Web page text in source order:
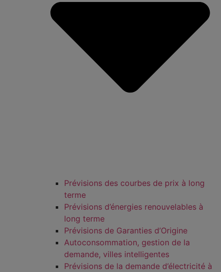
Prévisions des courbes de prix à long
terme
Prévisions d’énergies renouvelables à
long terme
Prévisions de Garanties d’Origine
Autoconsommation, gestion de la
demande, villes intelligentes
Prévisions de la demande d’électricité à